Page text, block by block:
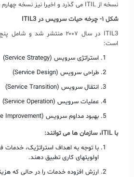
نسخه از ITIL می گذرد و اخیرا نیز نسخه چهارم به آن افزوده شد.
شکل ۱- چرخه حیات سرویس در
ITIL3
است:
استراتژی سرویس (Service Strategy)
طراحی سرویس (Service Design)
انتقال سرویس (Service Transition)
عملیات سرویس (Service Operation)
بهبود مداوم سرویس (Continual Service Improvement)
باITIL، سازمان ها می توانند:
با توجه به اهداف استراتژیک، خدمات
اولویتهای کاری تطبیق دهند.
ارزش افزوده خدمات را در حالی که